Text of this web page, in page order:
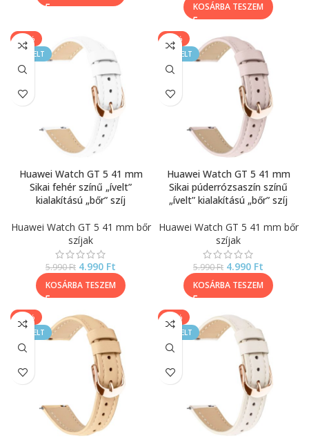
KOSÁRBA TESZEM
-17%
KIEMELT
Huawei Watch GT 5 41 mm
Sikai fehér színű „ívelt”
kialakítású „bőr” szíj
Huawei Watch GT 5 41 mm bőr
szíjak
5.990Ft 4.990 Ft
KOSÁRBA TESZEM
-17%
KIEMELT
Huawei Watch GT 5 41 mm
Sikai púderrózsaszín színű
„ívelt” kialakítású „bőr” szíj
Huawei Watch GT 5 41 mm bőr
szíjak
5.990Ft 4.990 Ft
KOSÁRBA TESZEM
-17%
KIEMELT
-17%
KIEMELT